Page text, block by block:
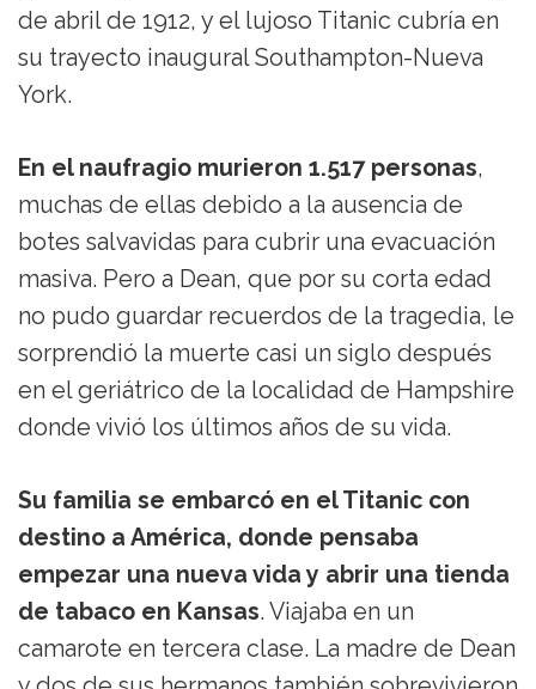
de abril de 1912, y el lujoso Titanic cubría en
su trayecto inaugural Southampton-Nueva
York.
En el naufragio murieron 1.517 personas,
muchas de ellas debido a la ausencia de
botes salvavidas para cubrir una evacuación
masiva. Pero a Dean, que por su corta edad
no pudo guardar recuerdos de la tragedia, le
sorprendió la muerte casi un siglo después
en el geriátrico de la localidad de Hampshire
donde vivió los últimos años de su vida.
Su familia se embarcó en el Titanic con
destino a América, donde pensaba
empezar una nueva vida y abrir una tienda
de tabaco en Kansas. Viajaba en un
camarote en tercera clase. La madre de Dean